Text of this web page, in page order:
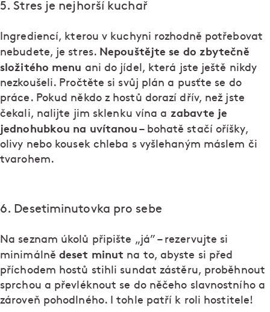
5. Stres je nejhorší kuchař
Ingrediencí, kterou v kuchyni rozhodně potřebovat
nebudete, je stres. Nepouštějte se do zbytečně
složitého menu ani do jídel, která jste ještě nikdy
nezkoušeli. Pročtěte si svůj plán a pusťte se do
práce. Pokud někdo z hostů dorazí dřív, než jste
čekali, nalijte jim sklenku vína a zabavte je
jednohubkou na uvítanou – bohatě stačí oříšky,
olivy nebo kousek chleba s vyšlehaným máslem či
tvarohem.
6. Desetiminutovka pro sebe
Na seznam úkolů připište „já” – rezervujte si
minimálnědeset minut na to, abyste si před
příchodem hostů stihli sundat zástěru, proběhnout
sprchou a převléknout se do něčeho slavnostního a
zároveň pohodlného. I tohle patří k roli hostitele!